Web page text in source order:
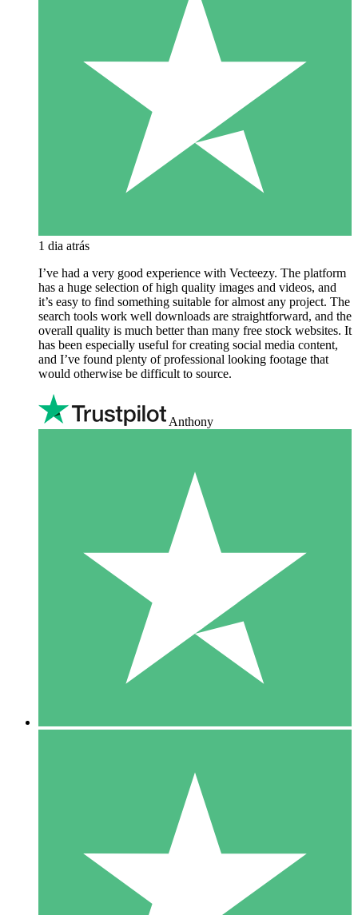
1 dia atrás
I’ve had a very good experience with Vecteezy. The platform
has a huge selection of high quality images and videos, and
it’s easy to find something suitable for almost any project. The
search tools work well downloads are straightforward, and the
overall quality is much better than many free stock websites. It
has been especially useful for creating social media content,
and I’ve found plenty of professional looking footage that
would otherwise be difficult to source.
Anthony